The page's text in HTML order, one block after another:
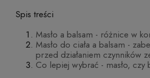
Spis treści
Masło a balsam - różnice w
Masło do ciała a balsam -
przed działaniem czynników
Co lepiej wybrać - masło, czy